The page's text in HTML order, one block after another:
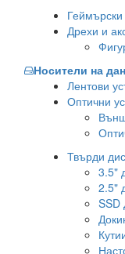
Дрехи и
Носители на
Лентови
Оптични
Твърди
3.5"
2.5"
SSD